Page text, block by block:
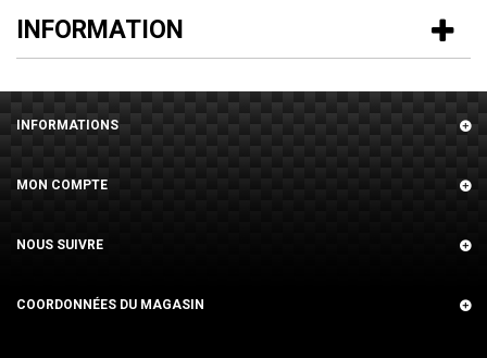
INFORMATION
INFORMATIONS
MON COMPTE
NOUS SUIVRE
COORDONNÉES DU MAGASIN